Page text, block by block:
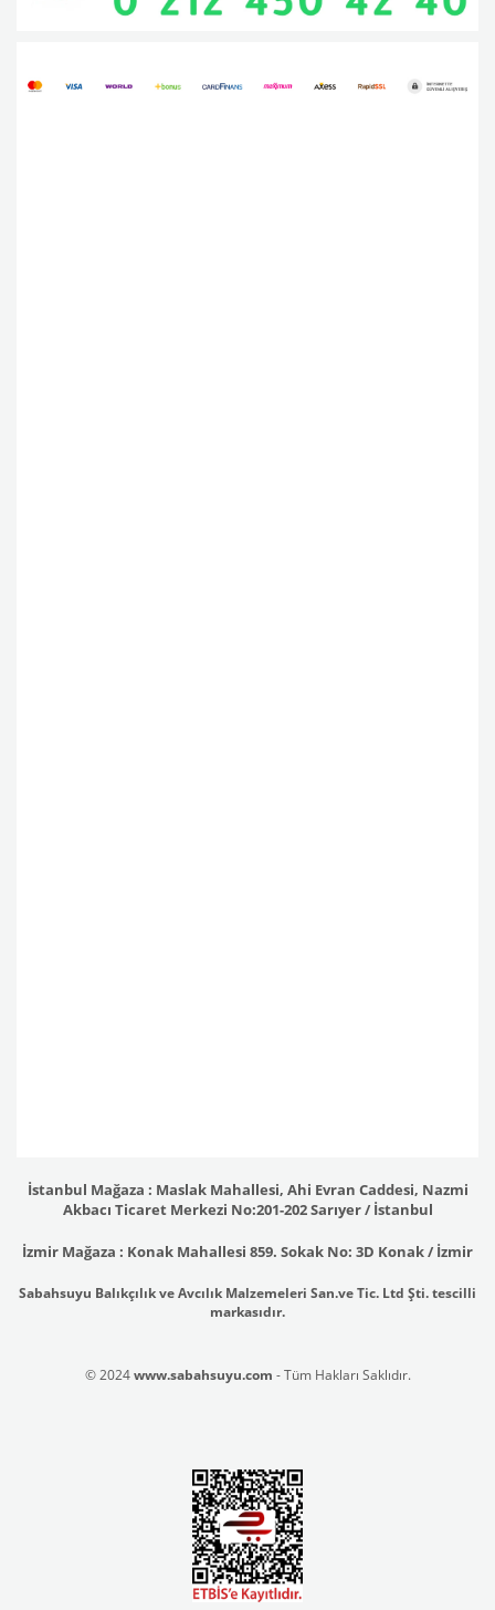
İstanbul Mağaza : Maslak Mahallesi, Ahi Evran Caddesi, Nazmi
Akbacı Ticaret Merkezi No:201-202 Sarıyer / İstanbul
İzmir Mağaza : Konak Mahallesi 859. Sokak No: 3D Konak / İzmir
Sabahsuyu Balıkçılık ve Avcılık Malzemeleri San.ve Tic. Ltd Şti. tescilli
markasıdır.
© 2024www.sabahsuyu.com - Tüm Hakları Saklıdır.